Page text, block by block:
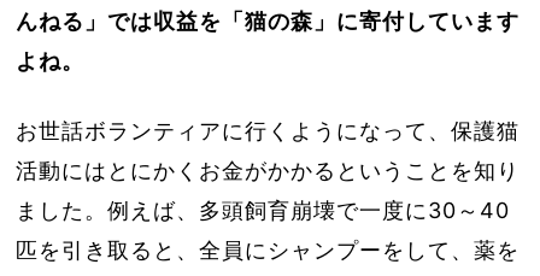
んねる」では収益を「猫の森」に寄付しています
よね。
お世話ボランティアに行くようになって、保護猫
活動にはとにかくお金がかかるということを知り
ました。例えば、多頭飼育崩壊で一度に30～40
匹を引き取ると、全員にシャンプーをして、薬を